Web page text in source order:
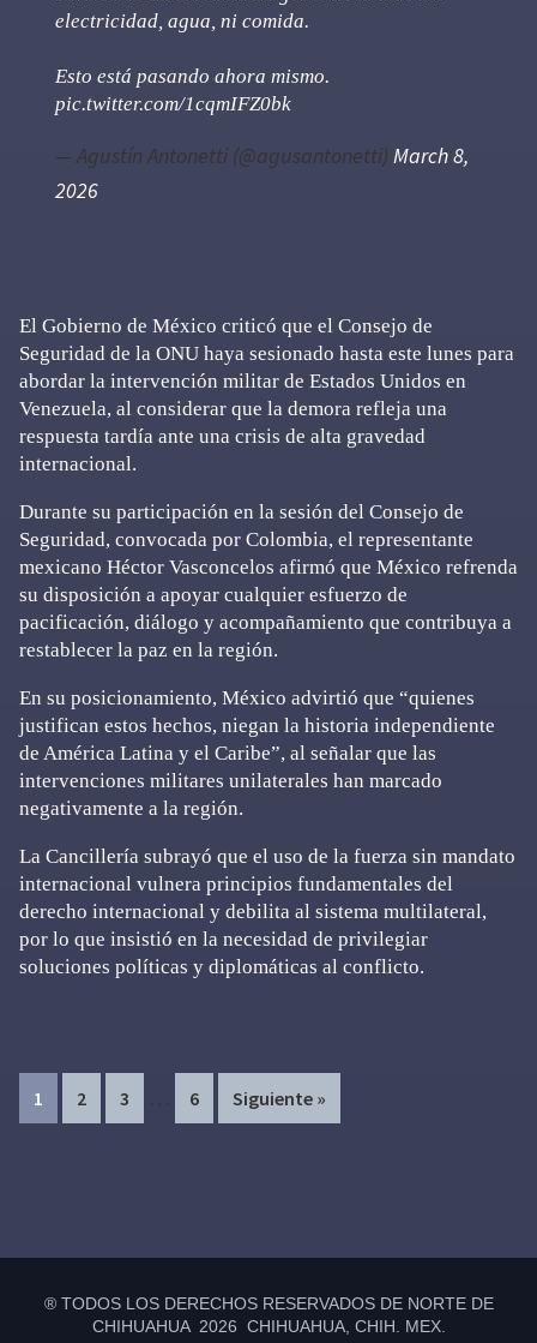
electricidad, agua, ni comida.
Esto está pasando ahora mismo.
pic.twitter.com/1cqmIFZ0bk
— Agustín Antonetti (@agusantonetti) March 8,
2026
El Gobierno de México criticó que el Consejo de
Seguridad de la ONU haya sesionado hasta este lunes para
abordar la intervención militar de Estados Unidos en
Venezuela, al considerar que la demora refleja una
respuesta tardía ante una crisis de alta gravedad
internacional.
Durante su participación en la sesión del Consejo de
Seguridad, convocada por Colombia, el representante
mexicano Héctor Vasconcelos afirmó que México refrenda
su disposición a apoyar cualquier esfuerzo de
pacificación, diálogo y acompañamiento que contribuya a
restablecer la paz en la región.
En su posicionamiento, México advirtió que “quienes
justifican estos hechos, niegan la historia independiente
de América Latina y el Caribe”, al señalar que las
intervenciones militares unilaterales han marcado
negativamente a la región.
La Cancillería subrayó que el uso de la fuerza sin mandato
internacional vulnera principios fundamentales del
derecho internacional y debilita al sistema multilateral,
por lo que insistió en la necesidad de privilegiar
soluciones políticas y diplomáticas al conflicto.
Page
1 Page
2 Page
3
Interim
pages
… Page
6 Siguiente »
® TODOS LOS DERECHOS RESERVADOS DE NORTE DE
CHIHUAHUA 2026 CHIHUAHUA, CHIH. MEX.